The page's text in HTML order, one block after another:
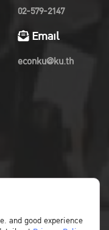
02-579-2147
Email
econku@ku.th
and good experience